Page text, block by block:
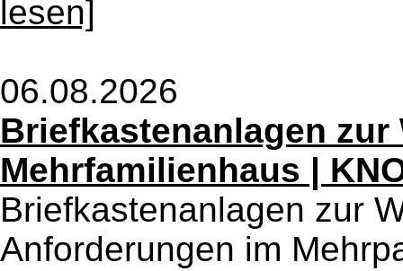
lesen]
06.08.2026
Briefkastenanlagen
Mehrfamilienhaus |
Briefkastenanlagen zur
Anforderungen im